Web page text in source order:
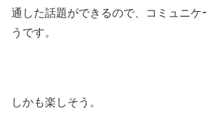
通した話題ができるので、コミュニケ
うです。
しかも楽しそう。